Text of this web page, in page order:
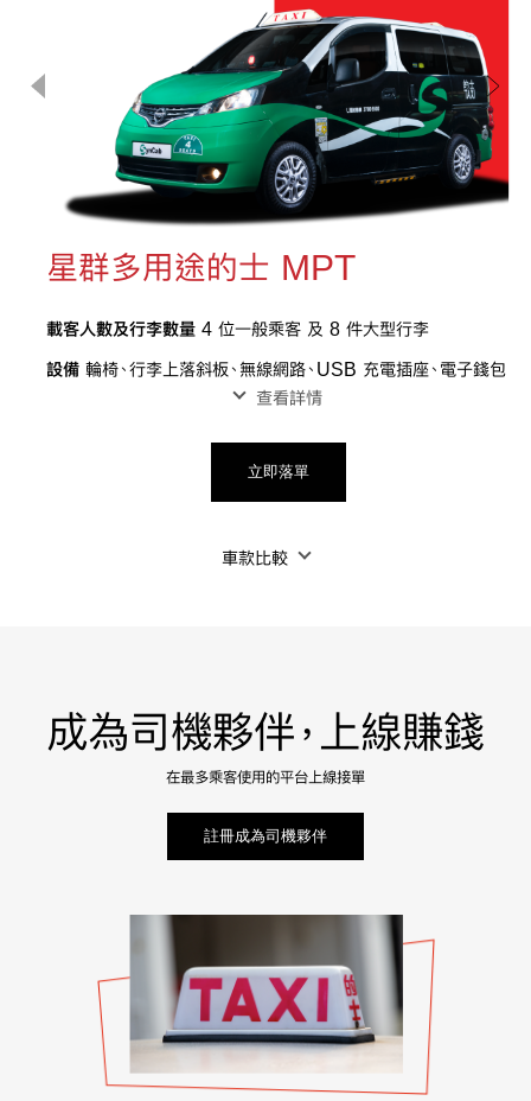
星群多用途的士 MPT
載客人數及行李數量 4 位一般乘客 及 8 件大型行李
設備 輪椅、行李上落斜板、無線網路、USB 充電插座、電子錢包
查看詳情
立即落單
車款比較
成為司機夥伴，上線賺錢
在最多乘客使用的平台上線接單
註冊成為司機夥伴